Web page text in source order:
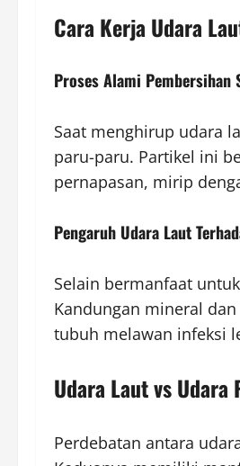
Cara Kerja Udara
Proses Alami Pembersihan
Saat menghirup udara
paru-paru. Partikel ini
pernapasan, mirip
Pengaruh Udara Laut
Selain bermanfaat
Kandungan mineral
tubuh melawan infeksi
Udara Laut vs Udara
Perdebatan antara